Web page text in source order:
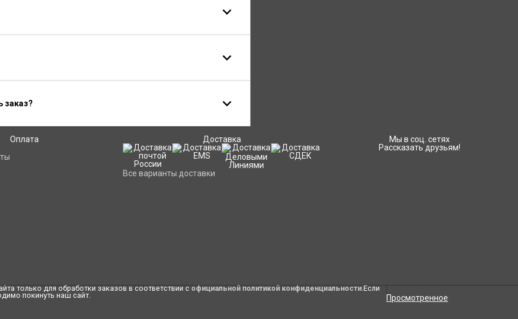
заказ?
Оплата
Доставка
Все варианты доставки
Мы в соц. сетях
Рассказать друзьям!
только для обработки заказов в соответствии с официальной политикой конфиденциальности.Если
покинуть наш сайт.
Просмотренное